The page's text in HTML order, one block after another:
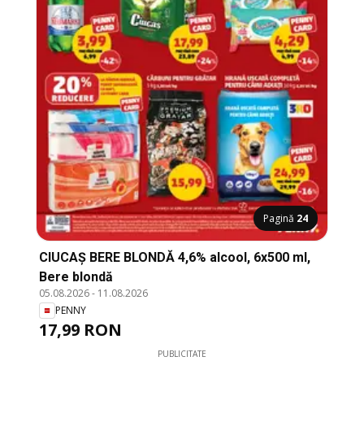
Pagină 24
CIUCAȘ BERE BLONDĂ 4,6% alcool, 6x500 ml,
Bere blondă
05.08.2026- 11.08.2026
PENNY
17,99 RON
PUBLICITATE